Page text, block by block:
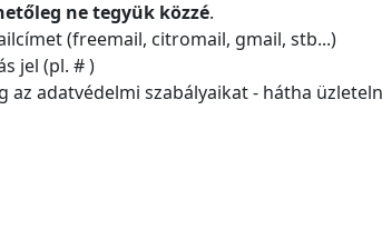
ne tegyük közzé.
(freemail, citromail, gmail, stb...)
jel (pl. # )
adatvédelmi szabályaikat - hátha